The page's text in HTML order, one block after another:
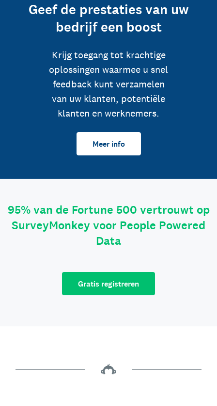
Geef de prestaties van uw
bedrijf een boost
Krijg toegang tot krachtige
oplossingen waarmee u snel
feedback kunt verzamelen
van uw klanten, potentiële
klanten en werknemers.
Meer info
95% van de Fortune 500 vertrouwt op
SurveyMonkey voor People Powered
Data
Gratis registreren